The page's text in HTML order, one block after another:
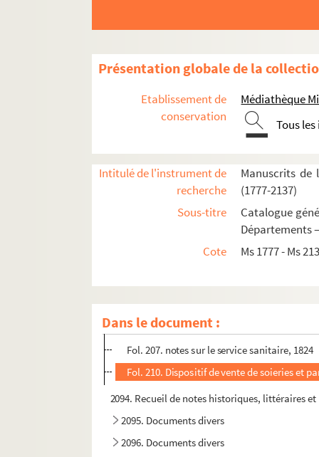
Présentation globale de la
Etablissement de
conservation
Médiathèque
Tous
Intitulé de l'instrument de
recherche
Manuscrits de
(1777-2137)
Sous-titre
Catalogue
Départements
Cote
Ms 1777 - Ms
Dans le document :
Fol. 102. Copie de l'inscription mise sur le
Fol. 118. Comité électoral de la Rochelle (s.
Fol. 121. Note sur les grains (s. d.)
Fol. 124. Lettre du consistoire du
Fol. 126. Circulaires commerciales de
Fol. 133. Formules et ordonnances
Fol. 161. Pièces sur les mesures des
Fol. 165. Note sur la valeur et le tarif des
Fol. 172. Cantique composé par M. S.,
Fol. 176. Poésies diverses
Fol. 203. « Du cercle qui est un tour de
Fol. 207. notes sur le service sanitaire, 1824
Fol. 210. Dispositif de vente de soieries et
2094. Recueil de notes historiques, littéraires
2095. Documents divers
2096. Documents divers